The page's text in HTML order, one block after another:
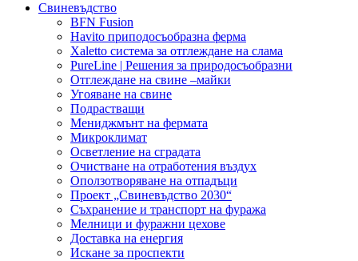
Свиневъдство
BFN Fusion
Havito приподосъобразна ферма
Xaletto система за отглеждане на слама
PureLine | Решения за природосъобразни
Отглеждане на свине –майки
Угояване на свине
Подрастващи
Мениджмънт на фермата
Микроклимат
Осветление на сградата
Очистване на отработения въздух
Оползотворяване на отпадъци
Проект „Свиневъдство 2030“
Съхранение и транспорт на фуража
Мелници и фуражни цехове
Доставка на енергия
Искане за проспекти